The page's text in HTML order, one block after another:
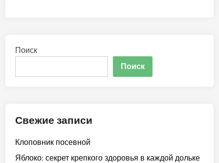
Поиск
Поиск
Свежие записи
Клоповник посевной
Яблоко: секрет крепкого здоровья в каждой дольке